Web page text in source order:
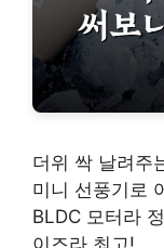
더위 싹 날려주
미니 선풍기로
BLDC 모터라
이즈라 최고!